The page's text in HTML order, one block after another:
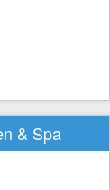
& Spa